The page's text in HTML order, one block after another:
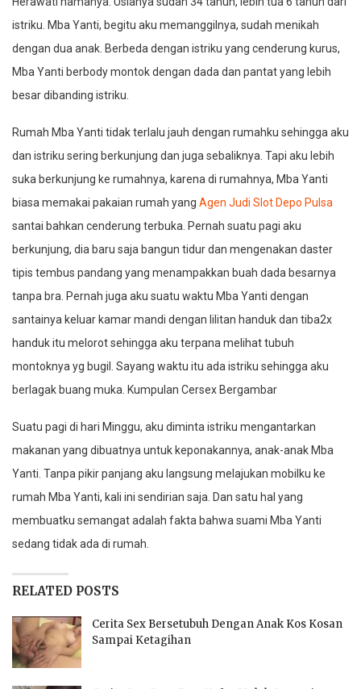
istriku. Mba Yanti, begitu aku memanggilnya, sudah menikah
dengan dua anak. Berbeda dengan istriku yang cenderung kurus,
Mba Yanti berbody montok dengan dada dan pantat yang lebih
besar dibanding istriku.
Rumah Mba Yanti tidak terlalu jauh dengan rumahku sehingga aku
dan istriku sering berkunjung dan juga sebaliknya. Tapi aku lebih
suka berkunjung ke rumahnya, karena di rumahnya, Mba Yanti
biasa memakai pakaian rumah yang Agen Judi Slot Depo Pulsa
santai bahkan cenderung terbuka. Pernah suatu pagi aku
berkunjung, dia baru saja bangun tidur dan mengenakan daster
tipis tembus pandang yang menampakkan buah dada besarnya
tanpa bra. Pernah juga aku suatu waktu Mba Yanti dengan
santainya keluar kamar mandi dengan lilitan handuk dan tiba2x
handuk itu melorot sehingga aku terpana melihat tubuh
montoknya yg bugil. Sayang waktu itu ada istriku sehingga aku
berlagak buang muka. Kumpulan Cersex Bergambar
Suatu pagi di hari Minggu, aku diminta istriku mengantarkan
makanan yang dibuatnya untuk keponakannya, anak-anak Mba
Yanti. Tanpa pikir panjang aku langsung melajukan mobilku ke
rumah Mba Yanti, kali ini sendirian saja. Dan satu hal yang
membuatku semangat adalah fakta bahwa suami Mba Yanti
sedang tidak ada di rumah.
RELATED POSTS
Cerita Sex Bersetubuh Dengan Anak Kos Kosan
Sampai Ketagihan